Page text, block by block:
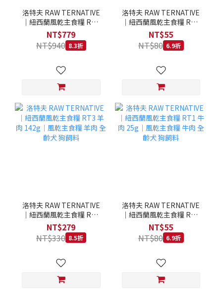
洛特夫 RAW TERNATIVE
｜紐西蘭風乾主食糧 RT3
羊肉 454g｜風乾主食糧 羊
肉 全齡犬 狗飼料
NT$779
NT$940 8.3折
洛特夫 RAW TERNATIVE
｜紐西蘭風乾主食糧 RT3
羊肉 25g｜風乾主食糧 羊
肉 全齡犬 狗飼料
NT$55
NT$80 6.9折
洛特夫 RAW TERNATIVE
｜紐西蘭風乾主食糧 RT3
羊肉 142g｜風乾主食糧 羊
肉 全齡犬 狗飼料
NT$279
NT$330 8.5折
洛特夫 RAW TERNATIVE
｜紐西蘭風乾主食糧 RT1
牛肉 25g｜風乾主食糧 牛
肉 全齡犬 狗飼料
NT$55
NT$80 6.9折